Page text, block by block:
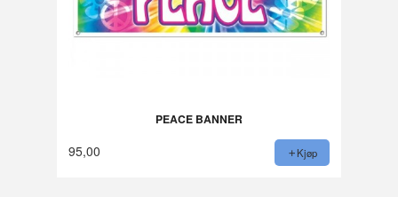
PEACE BANNER
95,00 Kjøp